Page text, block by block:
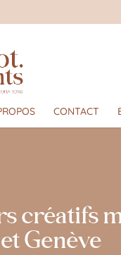
CONTACT
créatifs
Genève